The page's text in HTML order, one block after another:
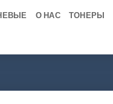
О НАС ТОНЕРЫ